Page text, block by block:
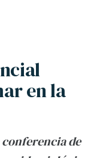
en la
de